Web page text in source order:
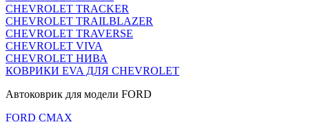
CHEVROLET TRACKER
CHEVROLET TRAILBLAZER
CHEVROLET TRAVERSE
CHEVROLET VIVA
CHEVROLET НИВА
КОВРИКИ EVA ДЛЯ CHEVROLET
Автоковрик для модели FORD
FORD CMAX